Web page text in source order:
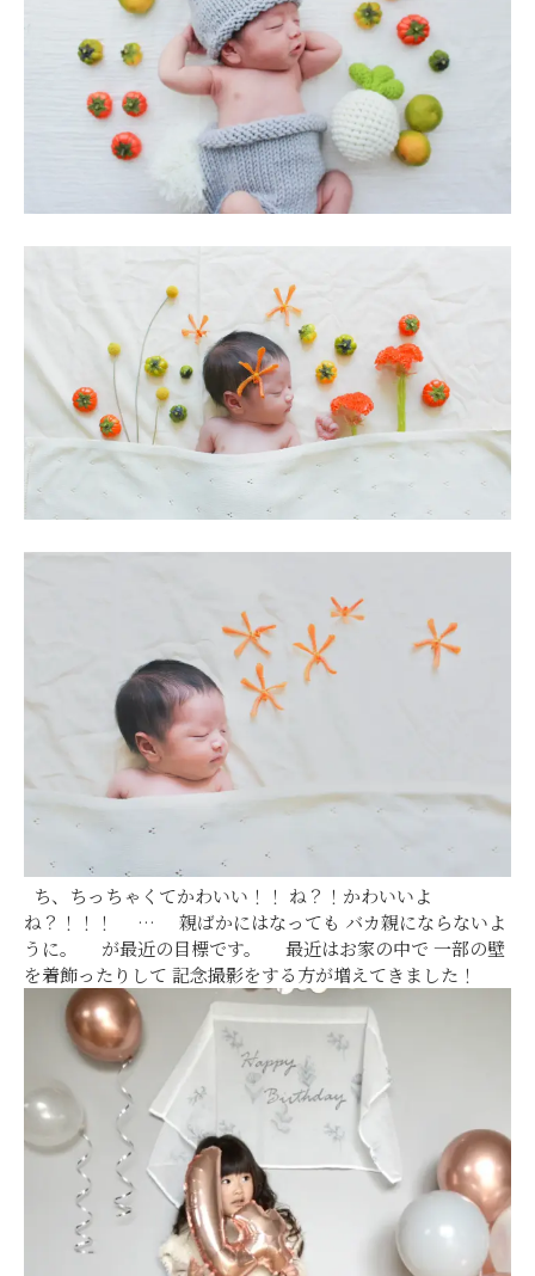
ち、ちっちゃくてかわいい！！ ね？！かわいいよ
ね？！！！ … 親ばかにはなっても バカ親にならないよ
うに。 が最近の目標です。 最近はお家の中で 一部の壁
を着飾ったりして 記念撮影をする方が増えてきました！